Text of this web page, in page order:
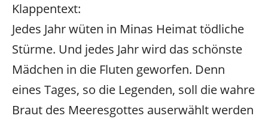
Klappentext:
Jedes Jahr wüten in Minas Heimat tödliche
Stürme. Und jedes Jahr wird das schönste
Mädchen in die Fluten geworfen. Denn
eines Tages, so die Legenden, soll die wahre
Braut des Meeresgottes auserwählt werden